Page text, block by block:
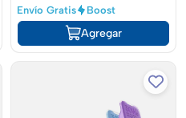
Envío Gratis
Boost
Agregar